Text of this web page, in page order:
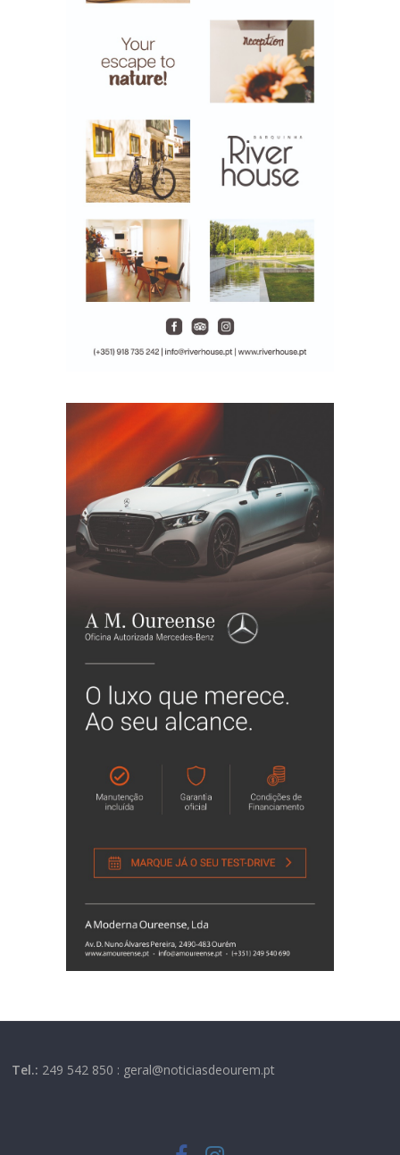
Tel.: 249 542 850 : geral@noticiasdeourem.pt